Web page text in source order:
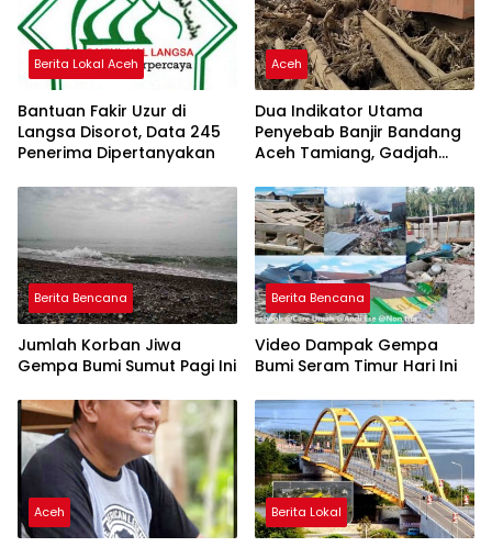
Berita Lokal Aceh
Bantuan Fakir Uzur di
Langsa Disorot, Data 245
Penerima Dipertanyakan
Aceh
Dua Indikator Utama
Penyebab Banjir Bandang
Aceh Tamiang, Gadjah
DAS
Berita Bencana
Jumlah Korban Jiwa
Gempa Bumi Sumut Pagi Ini
Berita Bencana
Video Dampak Gempa
Bumi Seram Timur Hari Ini
Aceh Berita Lokal